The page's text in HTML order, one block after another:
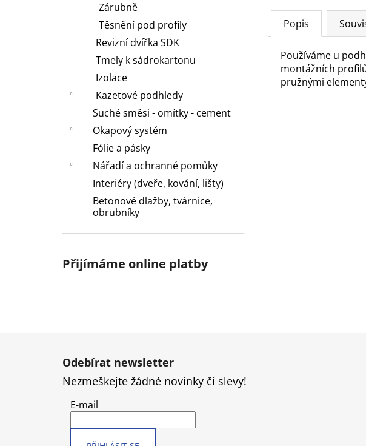
Zárubně
Těsnění pod profily
Revizní dvířka SDK
Tmely k sádrokartonu
Izolace
Kazetové podhledy
Suché směsi - omítky - cement
Okapový systém
Fólie a pásky
Nářadí a ochranné pomůky
Interiéry (dveře, kování, lišty)
Betonové dlažby, tvárnice,
obrubníky
Přijímáme online platby
Popis
Používáme u
montážních
pružnými
Z
Odebírat newsletter
Nezmeškejte žádné novinky či slevy!
E-mail